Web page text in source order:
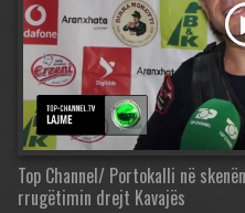
Top Channel/ Portokalli në
rrugëtimin drejt Kavajës